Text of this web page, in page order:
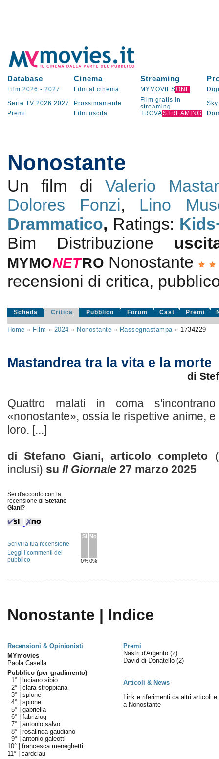
Database Cinema Streaming
Film 2026 - 2027 Film al cinema MYMOVIESONE
Serie TV 2026 2027 Prossimamente
Film gratis in
streaming
Sky
Premi
Film uscita TROVASTREAMING
Nonostante
Un film diValerio
Dolores Fonzi, Lino
Drammatico, Ratings:
Bim Distribuzione
MYMONETRO Nonostante
recensioni di critica,
Scheda Critica Pubblico Forum Cast Premi
Home » Film » 2024 » Nonostante » Rassegnastampa» 1734229
Mastandrea tra la vita e la morte
di
Quattro malati in coma
«nonostante», ossia le rispettive anime,
loro. [...]
di Stefano Giani, articolo completo
inclusi) su Il Giornale27 marzo 2025
Sei d'accordo con la
recensione di Stefano
Giani?
Sì
0%
No
0%
Scrivi la tua recensione
Leggi i commenti del
pubblico
Nonostante | Indice
Recensioni & Opinionisti
Premi
MYmovies
Paola Casella
Pubblico (per gradimento)
1° |
luciano sibio
2° | clara stroppiana
3° | spione
4° | spione
5° | gabriella
6° | fabriziog
7° | antonio salvo
8° | rosalinda gaudiano
9° | antonio galeotti
10° | francesca meneghetti
11° | cardclau
Nastri d'Argento (2)
David di Donatello (2)
Articoli & News
Link e riferimenti da altri articoli e
a Nonostante